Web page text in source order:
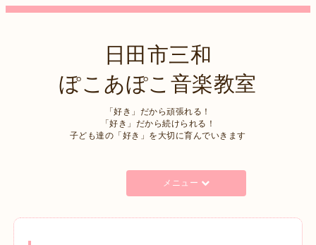
日田市三和
ぽこあぽこ音楽教室
「好き」だから頑張れる！
「好き」だから続けられる！
子ども達の「好き」を大切に育んでいきます
メニュー